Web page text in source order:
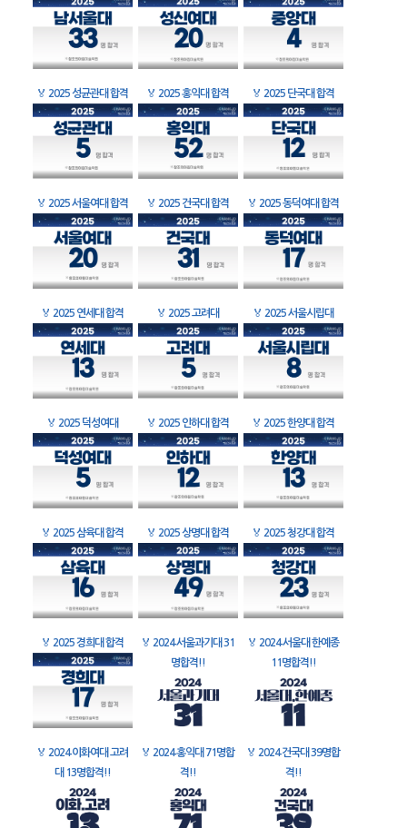
🏅 2025 성균관대 합격 🏅 2025 홍익대 합격 🏅 2025 단국대 합격
🏅 2025 서울여대 합격 🏅 2025 건국대 합격 🏅 2025 동덕여대 합격
🏅 2025 연세대 합격 🏅 2025 고려대 🏅 2025 서울시립대
🏅 2025 덕성여대 🏅 2025 인하대 합격 🏅 2025 한양대 합격
🏅 2025 삼육대 합격 🏅 2025 상명대 합격 🏅 2025 청강대 합격
🏅 2025 경희대 합격 🏅 2024 서울과기대 31
명합격!!
🏅 2024 서울대 한예종
11명합격!!
🏅 2024 이화여대 고려
대 13명합격!!
🏅 2024 홍익대 71명합
격!!
🏅 2024 건국대 39명합
격!!